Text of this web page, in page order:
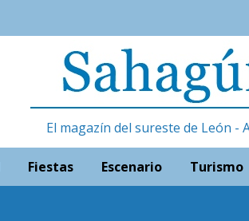
El magazín del sureste de León -
Fiestas Escenario Turismo